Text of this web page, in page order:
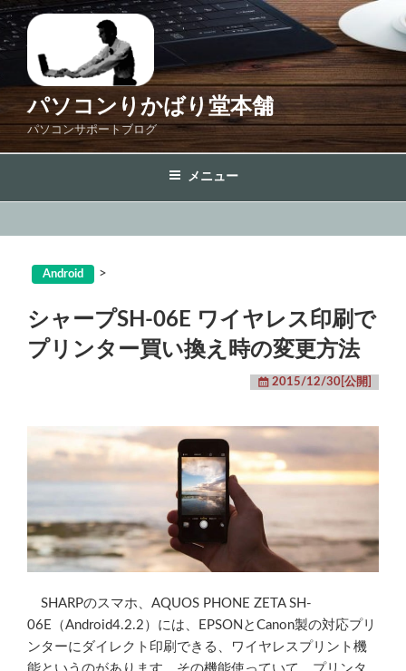
コ
ン
テ
ス
プ
パソコンりかばり堂本舗
パソコンサポートブログ
メニュー
Android >
シャープSH-06E ワイヤレス印刷で
プリンター買い換え時の変更方法
2015/12/30[公開]
SHARPのスマホ、AQUOS PHONE ZETA SH-
06E（Android4.2.2）には、EPSONとCanon製の対応プリ
ンターにダイレクト印刷できる、ワイヤレスプリント機